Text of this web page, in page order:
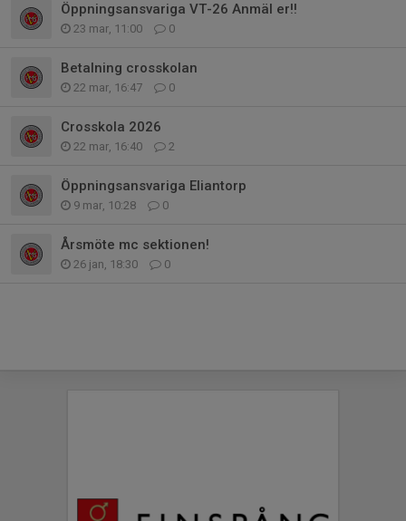
Öppningsansvariga VT-26 Anmäl er!!
23 mar, 11:00 0
Betalning crosskolan
22 mar, 16:47 0
Crosskola 2026
22 mar, 16:40 2
Öppningsansvariga Eliantorp
9 mar, 10:28 0
Årsmöte mc sektionen!
26 jan, 18:30 0